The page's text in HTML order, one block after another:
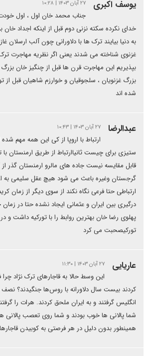
یوسف اکبری ۲۷ آبان ۱۴۰۳ | ۱۰:۲۸
جناب محمد خان اول ، اول
خدای نکرده سکته نزنی دوم قبل از اینکه اجداد
به دنیا بیایند ترک ها با دلاورانی چون آلب
غزنوی شناخته می شدند یعنی اگر نظریه مهاجرت ترک
بپذیریم این مهاجرت قرن ها قبل از چنگیز خان
بزرگ غزنویان ، سلجوقیان و خوارزم شاهیان قبل از
شده اند
عبدالرضا ۲۷ آبان ۱۴۰۳ | ۱۰:۴۳
ارتباط با اروپا از کی این همه مهم
ستیزی برای چیست ثانیاارتباط از طریق ارمنستان با
قابل مقایسه نیست جاده های مالرو ارمنستان گذر
گرجستان وغیره باعث می شود هیچ عقل سلیمی به
ارتباطی حتا فرعی نگاه نکند از سوی دیگر از زمان
درگیری بین ایران و عثمانی ایجاد نشده حتا در
پهلوی رضا خان بهترین روابط را با تورکیه داشت و
تورکیصحبت می کرد
عاریایی ۲۷ آبان ۱۴۰۳ | ۱۱:۳۰
این وسط حالا به قاجارهای ترک نژاد
کردند بیست سال دلاورانه با روس‌ها جنگیدند؟ نصف
انگلیس گرفتند و به ایران ملحق کردند. هرات را
شما پالانی ها خوب بودند و شما روی تعصب پالانی
همینطور بدون دلیل در هر فرصتی به کوبیدن